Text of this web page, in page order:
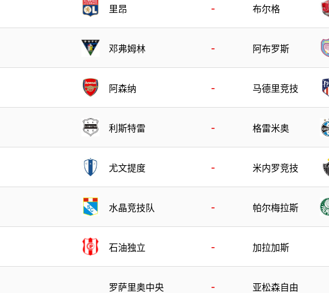
里昂 - 布尔格
邓弗姆林 - 阿布罗斯
阿森纳 - 马德里竞技
利斯特雷 - 格雷米奥
尤文提度 - 米内罗竞技
水晶竞技队 - 帕尔梅拉斯
石油独立 - 加拉加斯
罗萨里奥中央 - 亚松森自由